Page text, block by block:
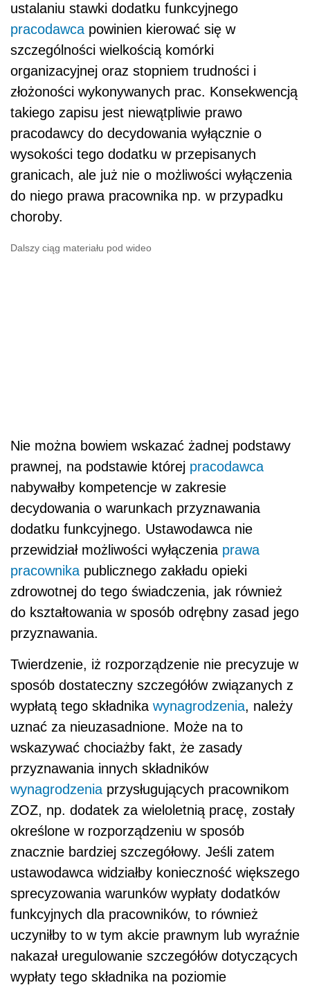
ustalaniu stawki dodatku funkcyjnego
pracodawca powinien kierować się w
szczególności wielkością komórki
organizacyjnej oraz stopniem trudności i
złożoności wykonywanych prac. Konsekwencją
takiego zapisu jest niewątpliwie prawo
pracodawcy do decydowania wyłącznie o
wysokości tego dodatku w przepisanych
granicach, ale już nie o możliwości wyłączenia
do niego prawa pracownika np. w przypadku
choroby.
Dalszy ciąg materiału pod wideo
Nie można bowiem wskazać żadnej podstawy
prawnej, na podstawie której pracodawca
nabywałby kompetencje w zakresie
decydowania o warunkach przyznawania
dodatku funkcyjnego. Ustawodawca nie
przewidział możliwości wyłączenia prawa
pracownikapublicznego zakładu opieki
zdrowotnej do tego świadczenia, jak również
do kształtowania w sposób odrębny zasad jego
przyznawania.
Twierdzenie, iż rozporządzenie nie precyzuje w
sposób dostateczny szczegółów związanych z
wypłatą tego składnika wynagrodzenia, należy
uznać za nieuzasadnione. Może na to
wskazywać chociażby fakt, że zasady
przyznawania innych składników
wynagrodzeniaprzysługujących pracownikom
ZOZ, np. dodatek za wieloletnią pracę, zostały
określone w rozporządzeniu w sposób
znacznie bardziej szczegółowy. Jeśli zatem
ustawodawca widziałby konieczność większego
sprecyzowania warunków wypłaty dodatków
funkcyjnych dla pracowników, to również
uczyniłby to w tym akcie prawnym lub wyraźnie
nakazał uregulowanie szczegółów dotyczących
wypłaty tego składnika na poziomie